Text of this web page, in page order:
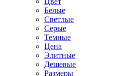
Белые
Светлые
Серые
Темные
Цена
Элитные
Дешевые
Размеры